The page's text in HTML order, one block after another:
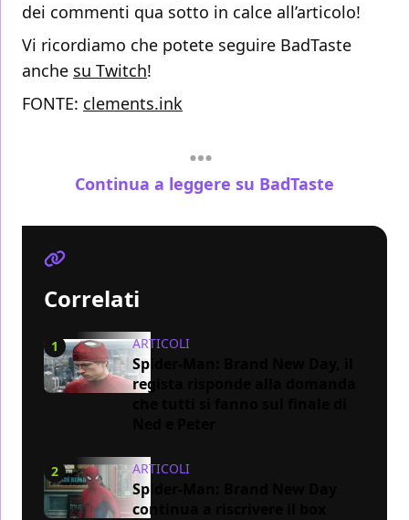
dei commenti qua sotto in calce all’articolo!
Vi ricordiamo che potete seguire BadTaste
anche su Twitch!
FONTE: clements.ink
Continua a leggere su BadTaste
Correlati
1 ARTICOLI
Spider-Man: Brand New Day, il
regista risponde alla domanda
2 ARTICOLI
Spider-Man: Brand New Day
continua a riscrivere il box